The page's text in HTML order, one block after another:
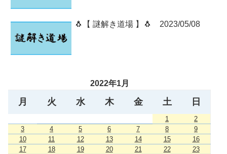
🐧【 謎解き道場 】🐧 2023/05/08
2022年1月
月 火 水 木 金 土 日
1
2
3
4 5 6 7 8
9
10
11 12 13 14 15
16
17
18 19 20 21 22
23